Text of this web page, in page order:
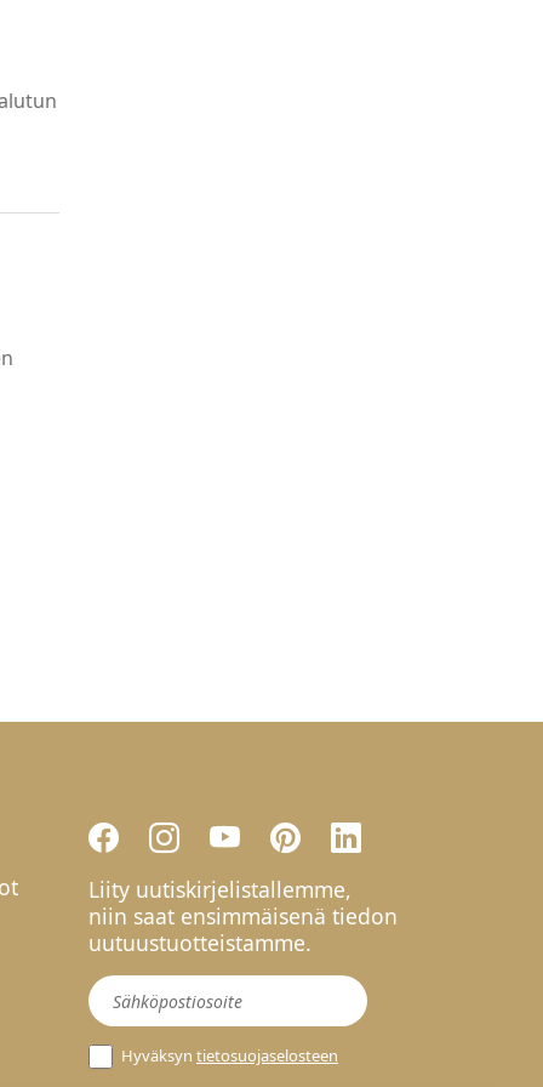
Liity uutiskirjelistallemme,
niin saat ensimmäisenä tiedon
uutuustuotteistamme.
Uutiskirje
Hyväksyn tietosuojaselosteen